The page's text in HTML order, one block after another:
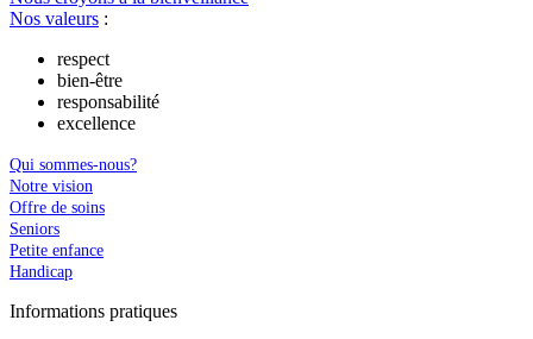
Nos valeurs :
respect
bien-être
responsabilité
excellence
Qui sommes-nous?
Notre vision
Offre de soins
Seniors
Petite enfance
Handicap
Informations pratiques